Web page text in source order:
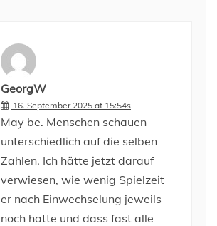
GeorgW
16. September 2025 at 15:54s
May be. Menschen schauen
unterschiedlich auf die selben
Zahlen. Ich hätte jetzt darauf
verwiesen, wie wenig Spielzeit
er nach Einwechselung jeweils
noch hatte und dass fast alle